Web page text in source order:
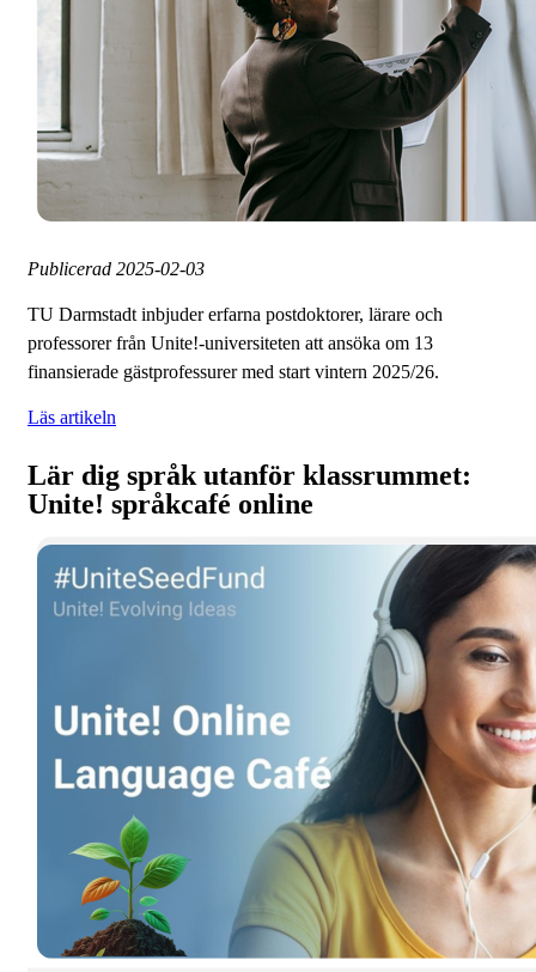
Publicerad 2025-02-03
TU Darmstadt inbjuder erfarna postdoktorer, lärare och
professorer från Unite!-universiteten att ansöka om 13
finansierade gästprofessurer med start vintern 2025/26.
Läs artikeln
Lär dig språk utanför klassrummet:
Unite! språkcafé online